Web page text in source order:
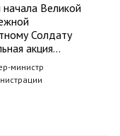
Великой
Солдату
акция…
министр